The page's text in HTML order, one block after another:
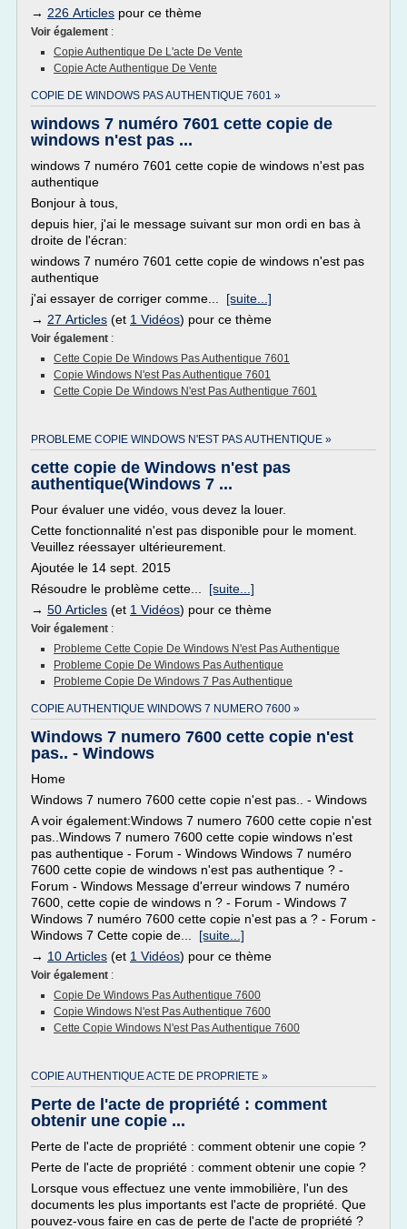
→ 226 Articles pour ce thème
Voir également :
Copie Authentique De L'acte De Vente
Copie Acte Authentique De Vente
COPIE DE WINDOWS PAS AUTHENTIQUE 7601 »
windows 7 numéro 7601 cette copie de
windows n'est pas ...
windows 7 numéro 7601 cette copie de windows n'est pas
authentique
Bonjour à tous,
depuis hier, j'ai le message suivant sur mon ordi en bas à
droite de l'écran:
windows 7 numéro 7601 cette copie de windows n'est pas
authentique
j'ai essayer de corriger comme... [suite...]
→ 27 Articles (et 1 Vidéos) pour ce thème
Voir également :
Cette Copie De Windows Pas Authentique 7601
Copie Windows N'est Pas Authentique 7601
Cette Copie De Windows N'est Pas Authentique 7601
PROBLEME COPIE WINDOWS N'EST PAS AUTHENTIQUE »
cette copie de Windows n'est pas
authentique(Windows 7 ...
Pour évaluer une vidéo, vous devez la louer.
Cette fonctionnalité n'est pas disponible pour le moment.
Veuillez réessayer ultérieurement.
Ajoutée le 14 sept. 2015
Résoudre le problème cette... [suite...]
→ 50 Articles (et 1 Vidéos) pour ce thème
Voir également :
Probleme Cette Copie De Windows N'est Pas Authentique
Probleme Copie De Windows Pas Authentique
Probleme Copie De Windows 7 Pas Authentique
COPIE AUTHENTIQUE WINDOWS 7 NUMERO 7600 »
Windows 7 numero 7600 cette copie n'est
pas.. - Windows
Home
Windows 7 numero 7600 cette copie n'est pas.. - Windows
A voir également:Windows 7 numero 7600 cette copie n'est
pas..Windows 7 numero 7600 cette copie windows n'est
pas authentique - Forum - Windows Windows 7 numéro
7600 cette copie de windows n'est pas authentique ? -
Forum - Windows Message d'erreur windows 7 numéro
7600, cette copie de windows n ? - Forum - Windows 7
Windows 7 numéro 7600 cette copie n'est pas a ? - Forum -
Windows 7 Cette copie de... [suite...]
→ 10 Articles (et 1 Vidéos) pour ce thème
Voir également :
Copie De Windows Pas Authentique 7600
Copie Windows N'est Pas Authentique 7600
Cette Copie Windows N'est Pas Authentique 7600
COPIE AUTHENTIQUE ACTE DE PROPRIETE »
Perte de l'acte de propriété : comment
obtenir une copie ...
Perte de l'acte de propriété : comment obtenir une copie ?
Perte de l'acte de propriété : comment obtenir une copie ?
Lorsque vous effectuez une vente immobilière, l'un des
documents les plus importants est l'acte de propriété. Que
pouvez-vous faire en cas de perte de l'acte de propriété ?